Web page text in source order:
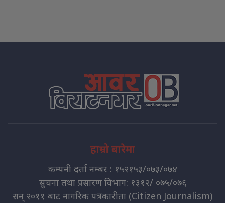
हाम्रो बारेमा
कम्पनी दर्ता नम्बर : १५२१५३/०७३/०७४
सुचना तथा प्रसारण विभाग: १३१२/ ०७५/०७६
सन् २०११ बाट नागरिक पत्रकारीता (Citizen Journalism)